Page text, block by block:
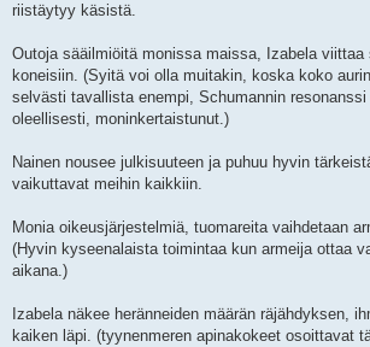
riistäytyy käsistä.
Outoja sääilmiöitä monissa maissa, Izabela viittaa
koneisiin. (Syitä voi olla muitakin, koska koko
selvästi tavallista enempi, Schumannin
oleellisesti, moninkertaistunut.)
Nainen nousee julkisuuteen ja puhuu hyvin
vaikuttavat meihin kaikkiin.
Monia oikeusjärjestelmiä, tuomareita vaihdetaan
(Hyvin kyseenalaista toimintaa kun armeija ottaa
aikana.)
Izabela näkee heränneiden määrän räjähdyksen,
kaiken läpi. (tyynenmeren apinakokeet osoittavat